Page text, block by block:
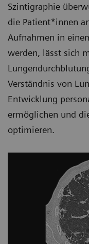
Szintigraphie
die Patient*innen
Aufnahmen in
werden, lässt sich
Verständnis von
Entwicklung
ermöglichen und
optimieren.